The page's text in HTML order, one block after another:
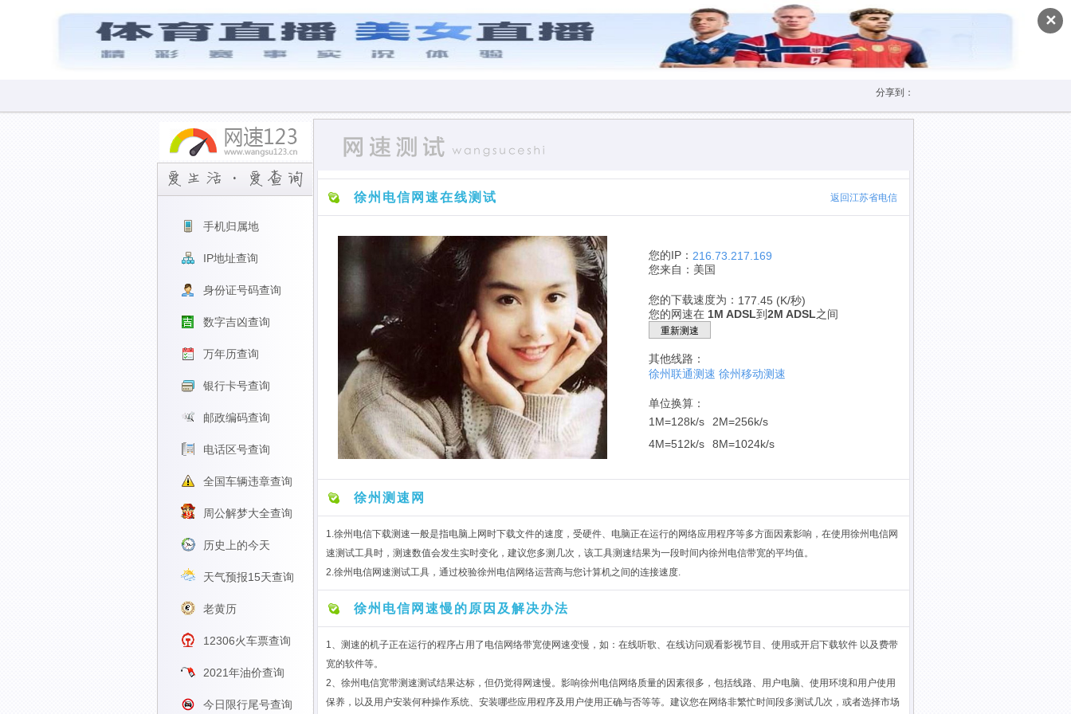
✕
分享到：
徐州电信网速在线测试 返回江苏省电信
您的IP： 216.73.217.169
您来自：美国
您的下载速度为： 177.45 (K/秒)
您的网速在 1M ADSL到2M ADSL之间
重新测速
其他线路：
徐州联通测速 徐州移动测速
单位换算：
1M=128k/s
2M=256k/s
4M=512k/s
8M=1024k/s
徐州测速网
1.徐州电信下载测速一般是指电脑上网时下载文件的速度，受硬件、电脑正在运行的网络应用程序等多方面因素影响，在使用徐州电信网
速测试工具时，测速数值会发生实时变化，建议您多测几次，该工具测速结果为一段时间内徐州电信带宽的平均值。
2.徐州电信网速测试工具，通过校验徐州电信网络运营商与您计算机之间的连接速度.
徐州电信网速慢的原因及解决办法
1、测速的机子正在运行的程序占用了电信网络带宽使网速变慢，如：在线听歌、在线访问观看影视节目、使用或开启下载软件 以及费带
宽的软件等。
2、徐州电信宽带测速测试结果达标，但仍觉得网速慢。影响徐州电信网络质量的因素很多，包括线路、用户电脑、使用环境和用户使用
保养，以及用户安装何种操作系统、安装哪些应用程序及用户使用正确与否等等。建议您在网络非繁忙时间段多测试几次，或者选择市场
手机归属地
IP地址查询
身份证号码查询
数字吉凶查询
万年历查询
银行卡号查询
邮政编码查询
电话区号查询
全国车辆违章查询
周公解梦大全查询
历史上的今天
天气预报15天查询
老黄历
12306火车票查询
2021年油价查询
今日限行尾号查询